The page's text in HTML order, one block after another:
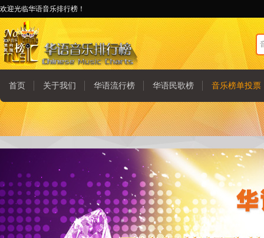
欢迎光临华语音乐排行榜！
首页 关于我们 华语流行榜 华语民歌榜 音乐榜单投票